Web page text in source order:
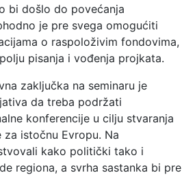
bi došlo do povećanja
je pre svega omogućiti
o raspoloživim fondovima,
pisanja i vođenja projkata.
zaključka na seminaru je
da treba podržati
konferencije u cilju stvaranja
istočnu Evropu. Na
kako politički tako i
regiona, a svrha sastanka bi pre